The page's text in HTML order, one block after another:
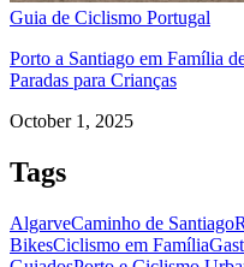
Tour Douro Vinhateiro em
8 Dias|4/5
Guia de Ciclismo Portugal
Porto a Santiago em Família
Paradas para Crianças
October 1, 2025
Tags
AlgarveCaminho de Santiago
BikesCiclismo em Família